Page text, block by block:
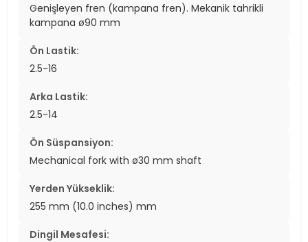
Genişleyen fren (kampana fren). Mekanik tahrikli
kampana ø90 mm
Ön Lastik:
2.5-16
Arka Lastik:
2.5-14
Ön Süspansiyon:
Mechanical fork with ø30 mm shaft
Yerden Yükseklik:
255 mm (10.0 inches) mm
Dingil Mesafesi: